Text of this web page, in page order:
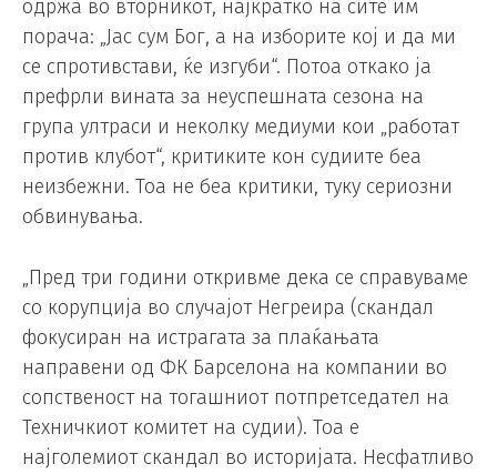
одржа во вторникот, најкратко на сите им
порача: „Јас сум Бог, а на изборите кој и да ми
се спротивстави, ќе изгуби“. Потоа откако ја
префрли вината за неуспешната сезона на
група ултраси и неколку медиуми кои „работат
против клубот“, критиките кон судиите беа
неизбежни. Тоа не беа критики, туку сериозни
обвинувања.
„Пред три години откривме дека се справуваме
со корупција во случајот Негреира (скандал
фокусиран на истрагата за плаќањата
направени од ФК Барселона на компании во
сопственост на тогашниот потпретседател на
Техничкиот комитет на судии). Тоа е
најголемиот скандал во историјата. Несфатливо